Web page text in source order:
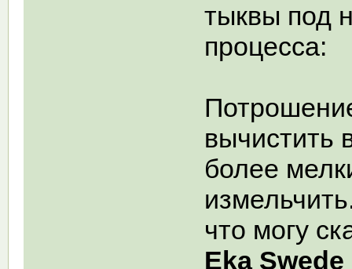
тыквы под
процесса:
вычистить
более
что могу
Eka